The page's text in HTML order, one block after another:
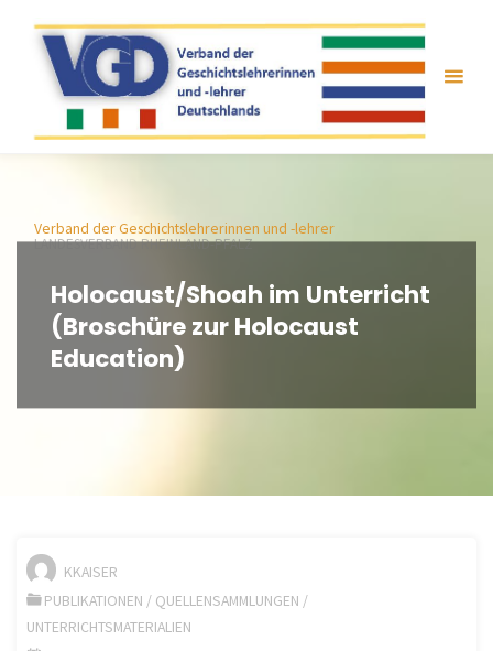
springen
Verband der Geschichtslehrerinnen und -lehrer
LANDESVERBAND RHEINLAND-PFALZ
Holocaust/Shoah im Unterricht
(Broschüre zur Holocaust
Education)
KKAISER
PUBLIKATIONEN / QUELLENSAMMLUNGEN /
UNTERRICHTSMATERIALIEN